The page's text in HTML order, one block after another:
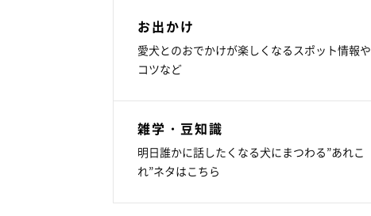
お出かけ
愛犬とのおでかけが楽しくなるスポット情報や
コツなど
雑学・豆知識
明日誰かに話したくなる犬にまつわる”あれこ
れ”ネタはこちら